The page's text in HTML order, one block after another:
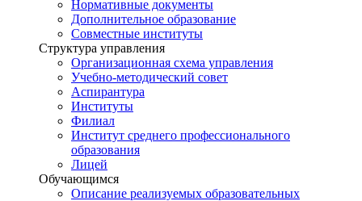
Нормативные документы
Дополнительное образование
Совместные институты
Структура управления
Организационная схема управления
Учебно-методический совет
Аспирантура
Институты
Филиал
Институт среднего профессионального
образования
Лицей
Обучающимся
Описание реализуемых образовательных